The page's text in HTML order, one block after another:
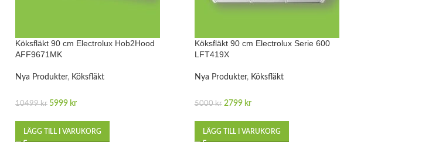
Köksfläkt 90 cm Electrolux Hob2Hood
AFF9671MK
Nya Produkter, Köksfläkt
10499kr 5999 kr
LÄGG TILL I VARUKORG
Köksfläkt 90 cm Electrolux Serie 600
LFT419X
Nya Produkter, Köksfläkt
5000kr 2799 kr
LÄGG TILL I VARUKORG